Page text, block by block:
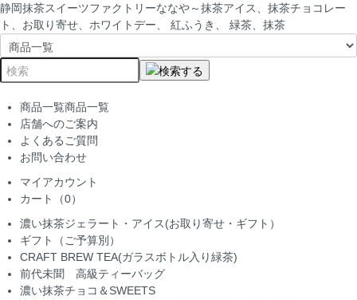
静岡抹茶スイーツファクトリーななや～抹茶アイス、抹茶チョコレー
ト、お取り寄せ、ホワイトデー、 紅ふうき、 緑茶、抹茶
商品一覧商品一覧
店舗へのご案内
よくあるご質問
お問い合わせ
マイアカウント
カート（0）
濃い抹茶ジェラート・アイス(お取り寄せ・ギフト）
ギフト（ご予算別）
CRAFT BREW TEA(ガラスボトル入り緑茶)
前代未聞 高級ティーバッグ
濃い抹茶チョコ＆SWEETS